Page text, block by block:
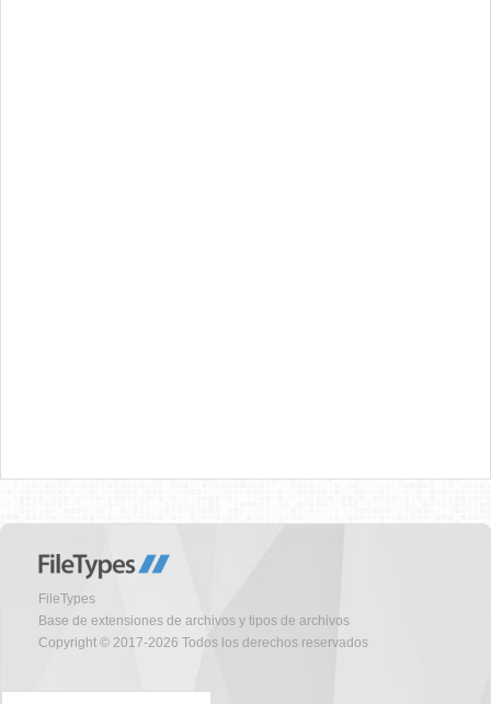
FileTypes
Base de extensiones de archivos y tipos de archivos
Copyright © 2017-2026 Todos los derechos reservados